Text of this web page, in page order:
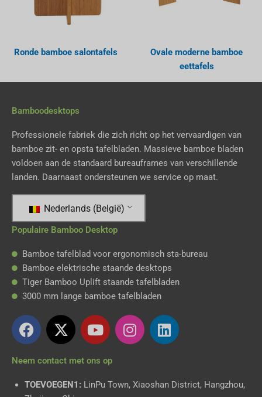
Ronde bamboe salontafels
Ovale moderne bamboe
eettafels
Bamboodesktops
Professionele fabriek die zich richt op het vervaardigen van
bamboe zit- en opsta tafelbladen. Massieve bamboe bladen
voldoen aan de standaard bureauframes van verschillende
landen. Daarnaast ondersteunen we service op maat.
Nederlands (België)
Populaire Bamboo Desktop
Bamboe tafelblad voor ergonomisch sta-bureau
Bamboe elektrische staande desktops
Tiger Bamboo Uplift staande tafelbladen
3000 mm lange bamboe tafelbladen
F
a
e
b
X
-
w
i
Y
o
t
u
I
n
a
L
i
e
Neem contact met ons op
TOEVOEGEN1: LinPu Town, Xiaoshan District, Hangzhou,